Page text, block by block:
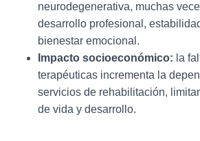
neurodegenerativa, muchas
desarrollo profesional,
bienestar emocional.
Impacto socioeconómico: la
terapéuticas incrementa la
servicios de rehabilitación,
de vida y desarrollo.